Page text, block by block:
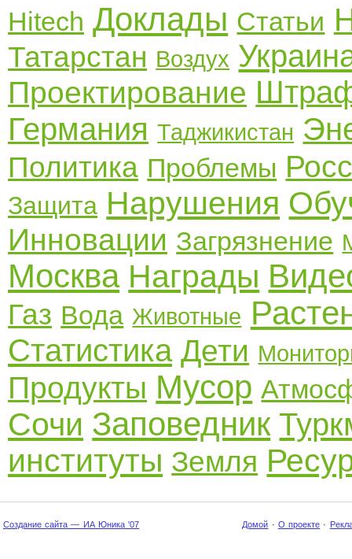
Hitech Доклады Статьи
Татарстан Воздух
Проектирование
Германия Таджикистан
Политика Проблемы
Защита Нарушения
Инновации Загрязнение
Москва Награды
Газ Вода Животные
Статистика Дети
Продукты Мусор
Сочи Заповедник
институты Земля
Создание сайта — ИА Юника '07 Домой · О проекте ·